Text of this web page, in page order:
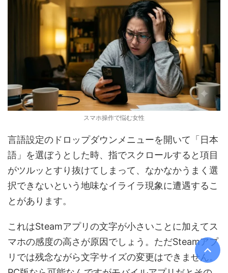
スマホ操作で悩む女性
言語設定のドロップダウンメニューを開いて「日本
語」を選ぼうとした時、指でスクロールすると項目
がツルッとすり抜けてしまって、なかなかうまく選
択できないという地味なイライラ現象に遭遇するこ
とがあります。
これはSteamアプリの文字が小さいことに加えてス
マホの感度の高さが原因でしょう。ただSteamアプ
リでは残念ながら文字サイズの変更はできません。